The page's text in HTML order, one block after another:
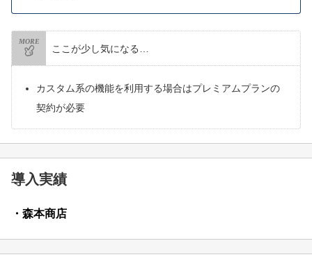
MORE
ここが少し気になる…
カスタム系の機能を利用する場合はプレミアムプランの
契約が必要
導入実績
・森本商店